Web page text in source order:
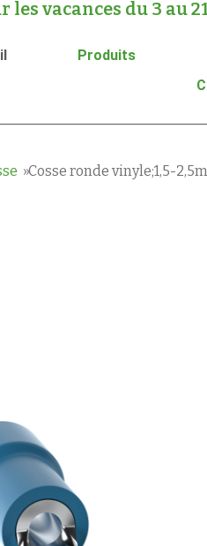
les vacances du 3 au
Produits
Cosse ronde vinyle;1,5-